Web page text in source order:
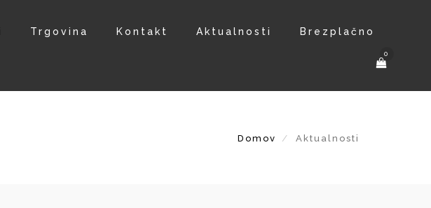
Trgovina Kontakt Aktualnosti Brezplačno
0
Domov Aktualnosti